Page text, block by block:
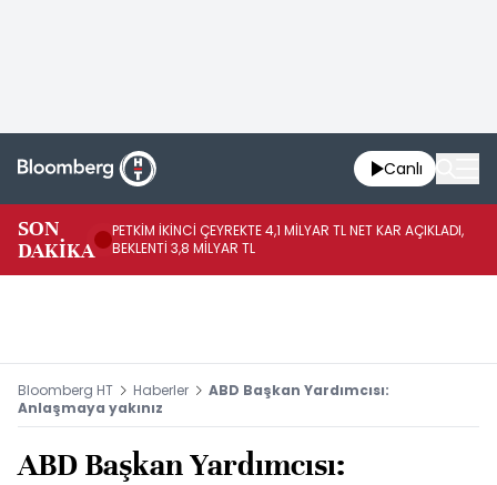
Canlı
SON
DAKİKA
PETKİM İKİNCİ ÇEYREKTE 4,1 MİLYAR TL NET KAR AÇIKLADI,
BEKLENTİ 3,8 MİLYAR TL
Bloomberg HT Haberler
ABD Başkan Yardımcısı:
Anlaşmaya yakınız
ABD Başkan Yardımcısı: